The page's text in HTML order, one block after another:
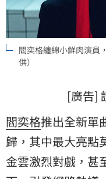
閻奕格纏綿小鮮肉演員
供）
[廣告]
閻奕格推出全新單
歸，其中最大亮點
金雲激烈對戲，甚